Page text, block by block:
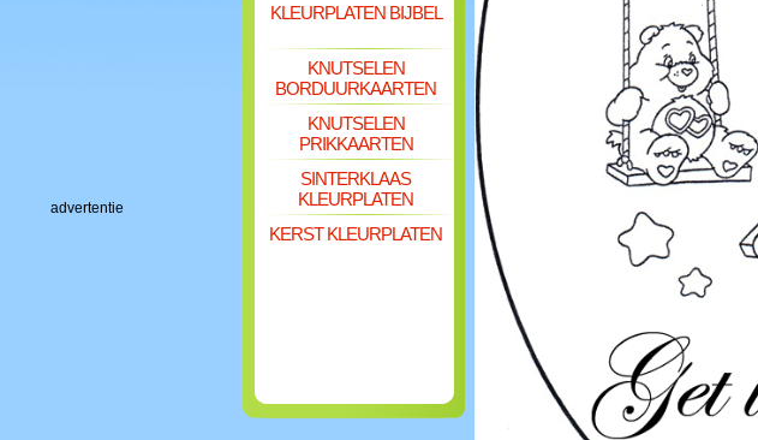
advertentie
KLEURPLATEN BIJBEL
KNUTSELEN
BORDUURKAARTEN
KNUTSELEN
PRIKKAARTEN
SINTERKLAAS
KLEURPLATEN
KERST KLEURPLATEN